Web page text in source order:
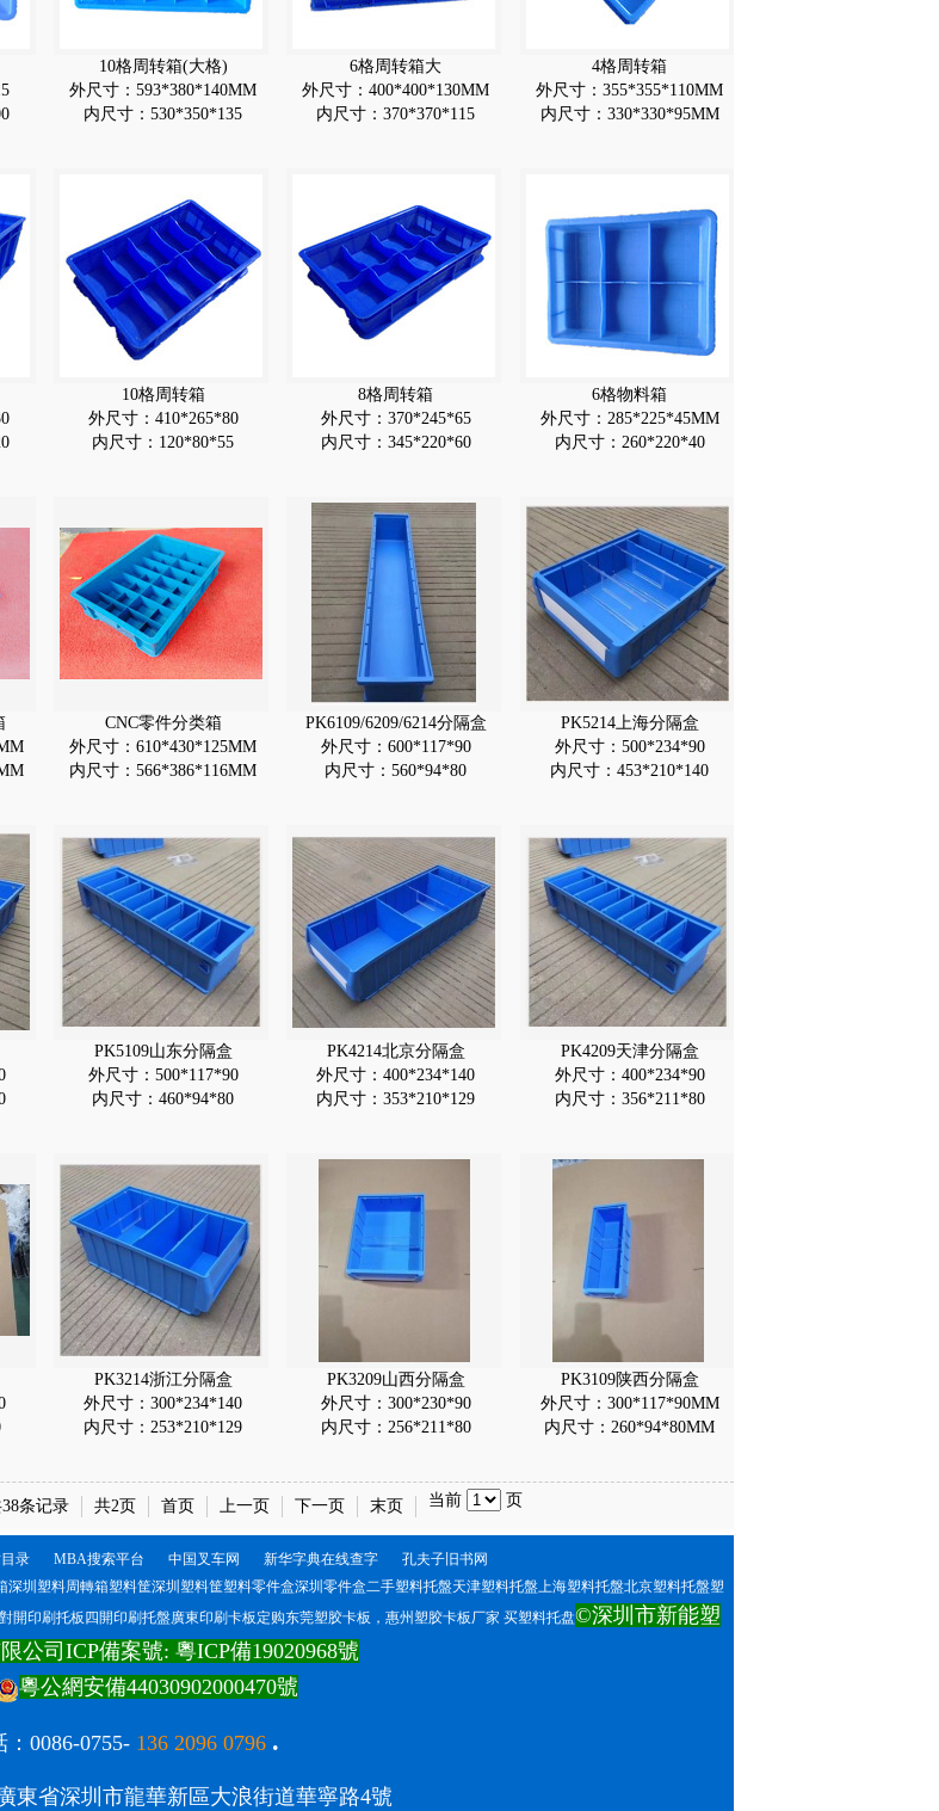
10格周转箱(大格)
外尺寸：593*380*140MM
内尺寸：530*350*135
6格周转箱大
外尺寸：400*400*130MM
内尺寸：370*370*115
4格周转箱
外尺寸：355*355*110MM
内尺寸：330*330*95MM
10格周转箱
外尺寸：410*265*80
内尺寸：120*80*55
8格周转箱
外尺寸：370*245*65
内尺寸：345*220*60
6格物料箱
外尺寸：285*225*45MM
内尺寸：260*220*40
CNC零件分类箱
外尺寸：610*430*125MM
内尺寸：566*386*116MM
PK6109/6209/6214分隔盒
外尺寸：600*117*90
内尺寸：560*94*80
PK5214上海分隔盒
外尺寸：500*234*90
内尺寸：453*210*140
PK5109山东分隔盒
外尺寸：500*117*90
内尺寸：460*94*80
PK4214北京分隔盒
外尺寸：400*234*140
内尺寸：353*210*129
PK4209天津分隔盒
外尺寸：400*234*90
内尺寸：356*211*80
PK3214浙江分隔盒
外尺寸：300*234*140
内尺寸：253*210*129
PK3209山西分隔盒
外尺寸：300*230*90
内尺寸：256*211*80
PK3109陕西分隔盒
外尺寸：300*117*90MM
内尺寸：260*94*80MM
条记录 共2页 首页 上一页 下一页 末页 当前 页
录 MBA搜索平台 中国叉车网 新华字典在线查字
孔夫子旧书网
圳塑料周轉箱塑料筐深圳塑料筐塑料零件盒深圳零件盒二手塑料托盤天津塑料托盤上海塑料托盤北京塑料托盤塑
印刷托板四開印刷托盤廣東印刷卡板定购东莞塑胶卡板，惠州塑胶卡板厂家 买塑料托盘©深圳市新能塑
公司ICP備案號: 粵ICP備19020968號
粵公網安備44030902000470號
：0086-0755- 136 2096 0796 .
東省深圳市龍華新區大浪街道華寧路4號